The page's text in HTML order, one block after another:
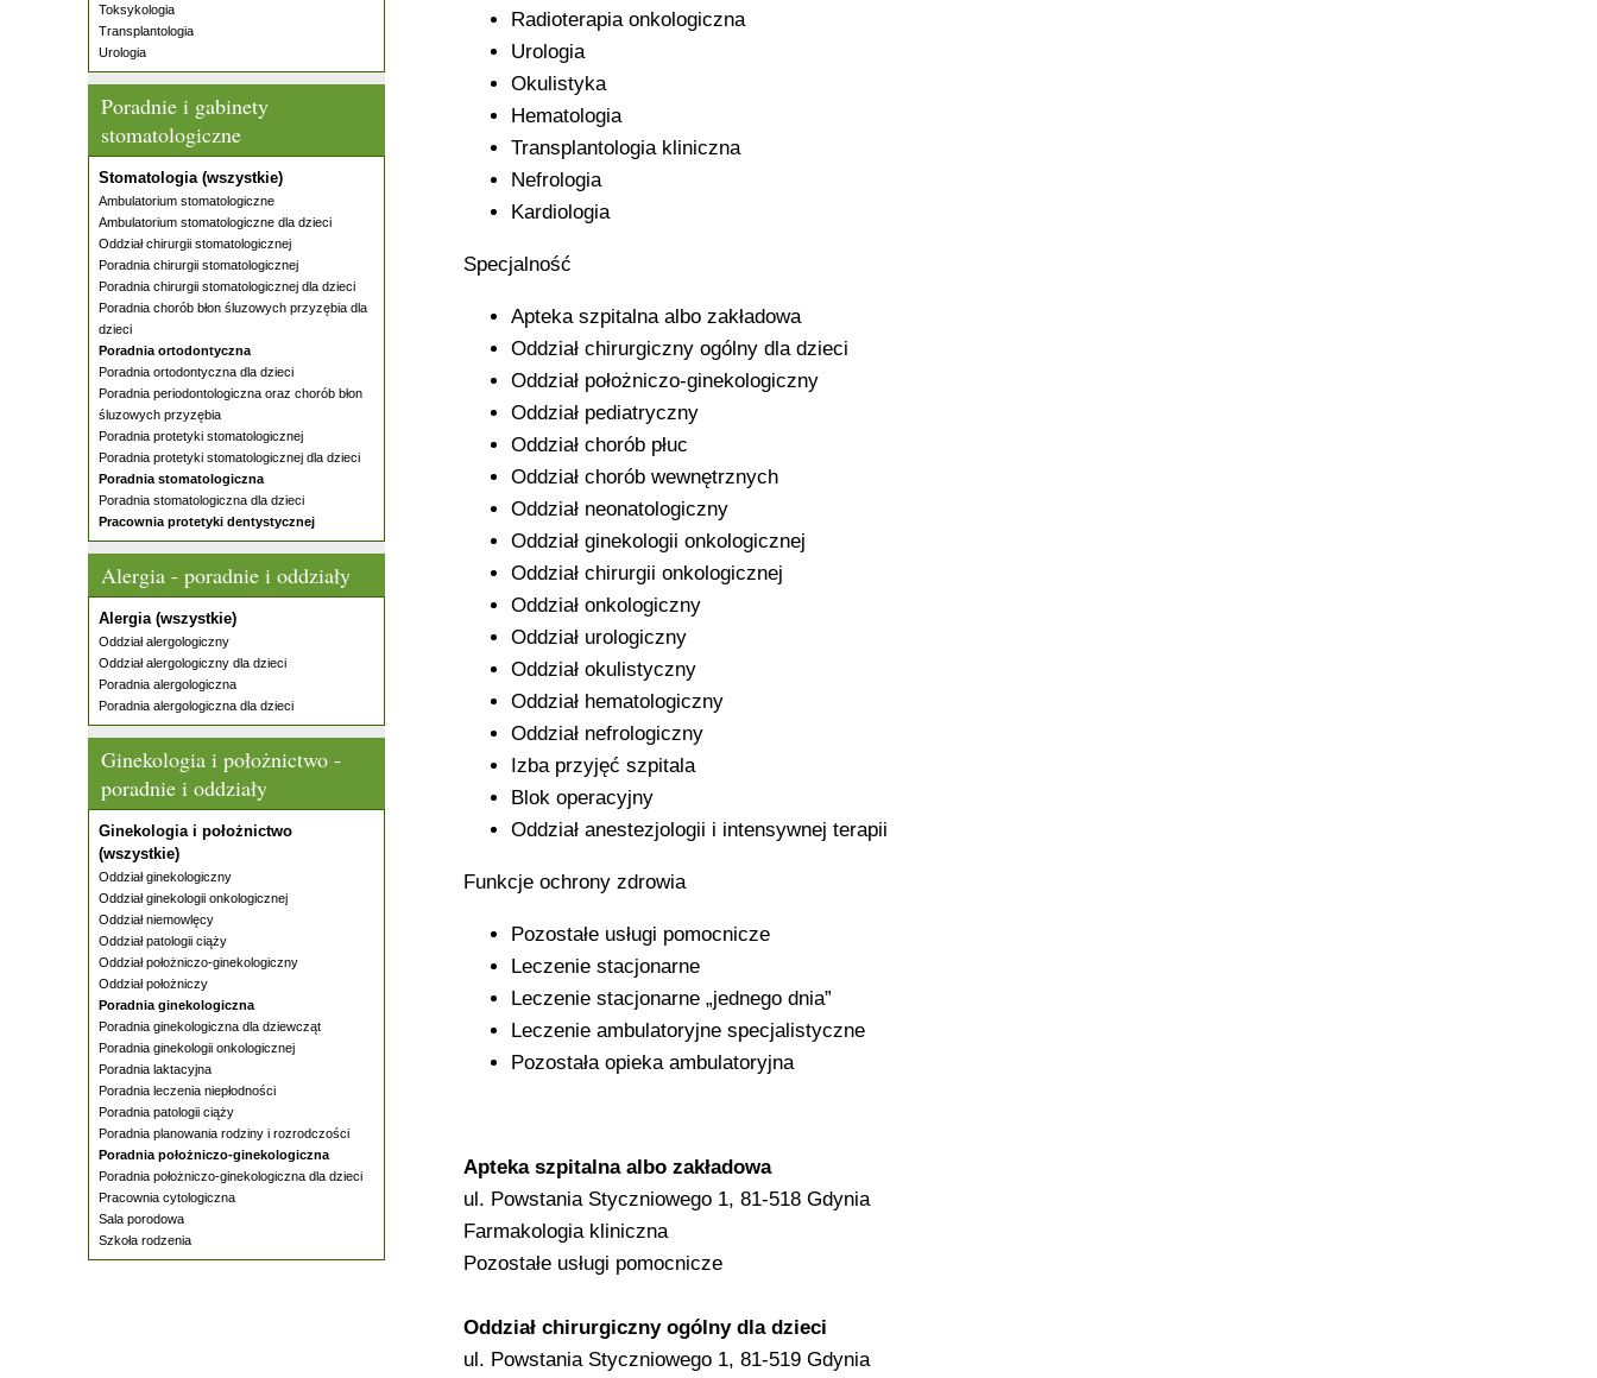
Toksykologia
Transplantologia
Urologia
Poradnie i gabinety
stomatologiczne
Stomatologia (wszystkie)
Ambulatorium stomatologiczne
Ambulatorium stomatologiczne dla dzieci
Oddział chirurgii stomatologicznej
Poradnia chirurgii stomatologicznej
Poradnia chirurgii stomatologicznej dla dzieci
Poradnia chorób błon śluzowych przyzębia dla
dzieci
Poradnia ortodontyczna
Poradnia ortodontyczna dla dzieci
Poradnia periodontologiczna oraz chorób błon
śluzowych przyzębia
Poradnia protetyki stomatologicznej
Poradnia protetyki stomatologicznej dla dzieci
Poradnia stomatologiczna
Poradnia stomatologiczna dla dzieci
Pracownia protetyki dentystycznej
Alergia - poradnie i oddziały
Alergia (wszystkie)
Oddział alergologiczny
Oddział alergologiczny dla dzieci
Poradnia alergologiczna
Poradnia alergologiczna dla dzieci
Ginekologia i położnictwo -
poradnie i oddziały
Ginekologia i położnictwo
(wszystkie)
Oddział ginekologiczny
Oddział ginekologii onkologicznej
Oddział niemowlęcy
Oddział patologii ciąży
Oddział położniczo-ginekologiczny
Oddział położniczy
Poradnia ginekologiczna
Poradnia ginekologiczna dla dziewcząt
Poradnia ginekologii onkologicznej
Poradnia laktacyjna
Poradnia leczenia niepłodności
Poradnia patologii ciąży
Poradnia planowania rodziny i rozrodczości
Poradnia położniczo-ginekologiczna
Poradnia położniczo-ginekologiczna dla dzieci
Pracownia cytologiczna
Sala porodowa
Szkoła rodzenia
Radioterapia onkologiczna
Urologia
Okulistyka
Hematologia
Transplantologia kliniczna
Nefrologia
Kardiologia
Specjalność
Apteka szpitalna albo zakładowa
Oddział chirurgiczny ogólny dla dzieci
Oddział położniczo-ginekologiczny
Oddział pediatryczny
Oddział chorób płuc
Oddział chorób wewnętrznych
Oddział neonatologiczny
Oddział ginekologii onkologicznej
Oddział chirurgii onkologicznej
Oddział onkologiczny
Oddział urologiczny
Oddział okulistyczny
Oddział hematologiczny
Oddział nefrologiczny
Izba przyjęć szpitala
Blok operacyjny
Oddział anestezjologii i intensywnej terapii
Funkcje ochrony zdrowia
Pozostałe usługi pomocnicze
Leczenie stacjonarne
Leczenie stacjonarne „jednego dnia”
Leczenie ambulatoryjne specjalistyczne
Pozostała opieka ambulatoryjna
Apteka szpitalna albo zakładowa
ul. Powstania Styczniowego 1, 81-518 Gdynia
Farmakologia kliniczna
Pozostałe usługi pomocnicze
Oddział chirurgiczny ogólny dla dzieci
ul. Powstania Styczniowego 1, 81-519 Gdynia